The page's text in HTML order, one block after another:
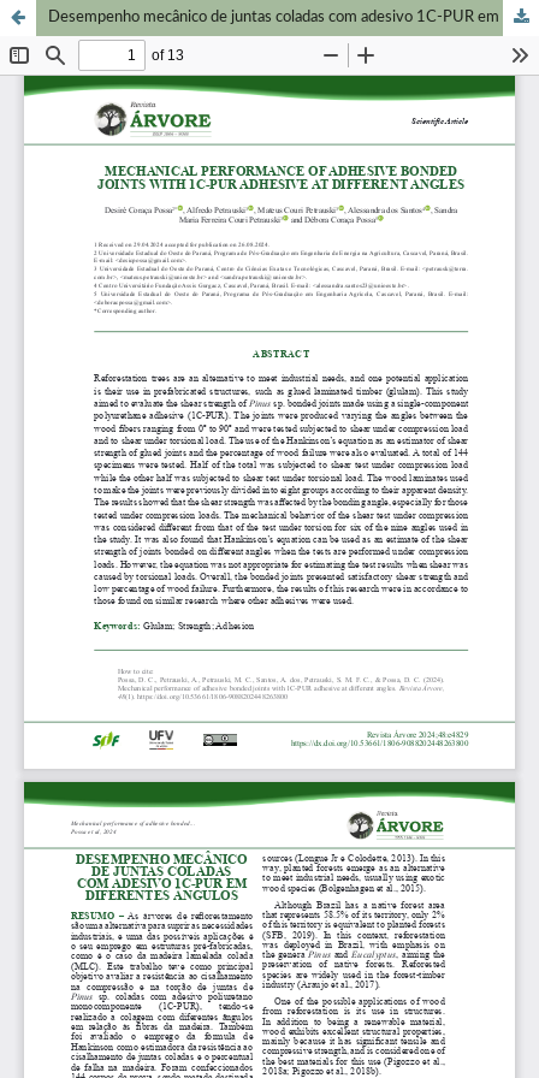
Desempenho mecânico de juntas coladas com adesivo 1C-PUR em diferentes ângulos